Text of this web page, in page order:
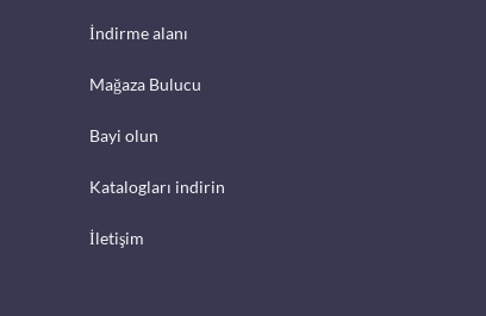
İndirme alanı
Mağaza Bulucu
Bayi olun
Katalogları indirin
İletişim